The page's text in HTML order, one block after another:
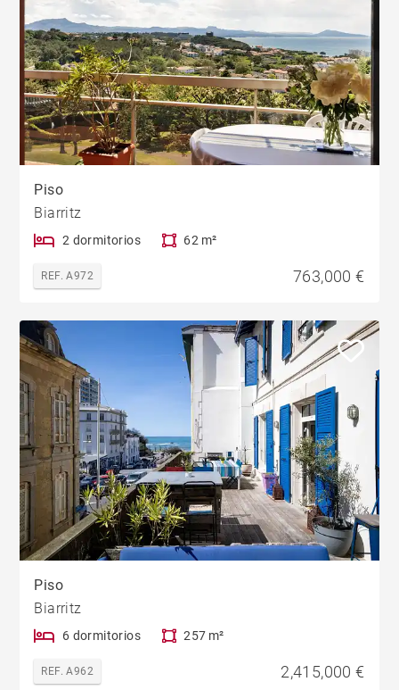
Piso
Biarritz
2 dormitorios 62 m²
REF. A972 763,000 €
Piso
Biarritz
6 dormitorios 257 m²
REF. A962 2,415,000 €